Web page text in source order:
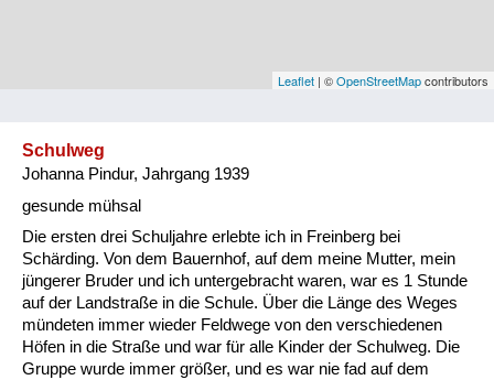
Vorarlberg
Kategorie
Besatzungsmächte
Frauen, Mütter, Kinder
Versorgung
Heimkehrer
Leaflet | ©OpenStreetMapcontributors
Schulweg
Johanna Pindur, Jahrgang 1939
gesunde mühsal
Die ersten drei Schuljahre erlebte ich in Freinberg bei
Schärding. Von dem Bauernhof, auf dem meine Mutter, mein
jüngerer Bruder und ich untergebracht waren, war es 1 Stunde
auf der Landstraße in die Schule. Über die Länge des Weges
mündeten immer wieder Feldwege von den verschiedenen
Höfen in die Straße und war für alle Kinder der Schulweg. Die
Gruppe wurde immer größer, und es war nie fad auf dem